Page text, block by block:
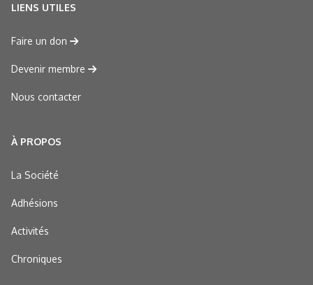
LIENS UTILES
Faire un don
Devenir membre
Nous contacter
À PROPOS
La Société
Adhésions
Activités
Chroniques